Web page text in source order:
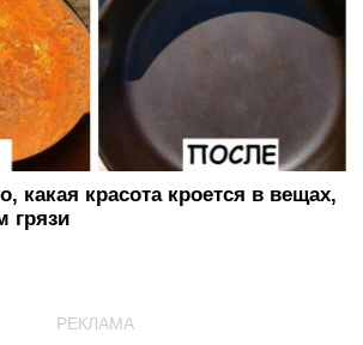
какая красота кроется в вещах,
грязи
РЕКЛАМА